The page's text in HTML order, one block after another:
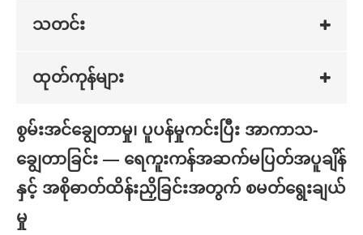
သတင်း
ထုတ်ကုန်များ
စွမ်းအင်ချွေတာမှု၊ ပူပန်မှုကင်းပြီး အာကာသ-
ချွေတာခြင်း — ရေကူးကန်အဆက်မပြတ်အပူချိန်
နှင့် အစိုဓာတ်ထိန်းညှိခြင်းအတွက် စမတ်ရွေးချယ်
မှု